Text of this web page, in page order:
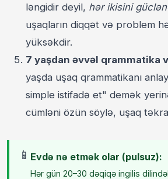
ləngidir deyil, hər ikisini
uşaqların diqqət və problem
yüksəkdir.
7 yaşdan əvvəl qrammatika
yaşda uşaq qrammatikanı
simple istifadə et" demək
cümləni özün söylə, uşaq
📱 Evdə nə etmək olar (pulsuz):
Hər gün 20–30 dəqiqə ingilis